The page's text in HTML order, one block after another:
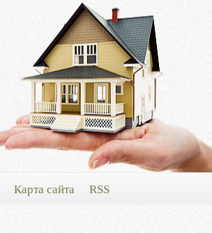
Карта сайта RSS